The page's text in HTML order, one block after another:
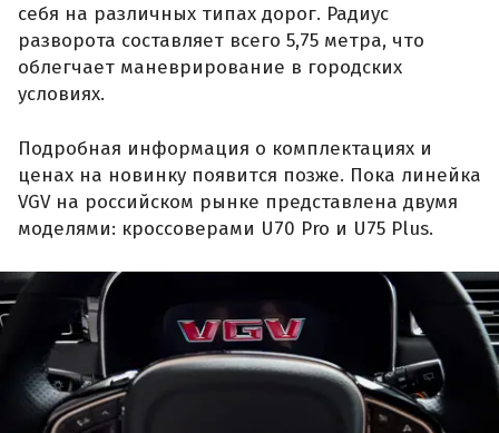
себя на различных типах дорог. Радиус
разворота составляет всего 5,75 метра, что
облегчает маневрирование в городских
условиях.
Подробная информация о комплектациях и
ценах на новинку появится позже. Пока линейка
VGV на российском рынке представлена двумя
моделями: кроссоверами U70 Pro и U75 Plus.